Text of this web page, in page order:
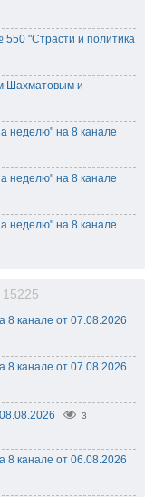
"Страсти и политика
Шахматовым и
неделю" на 8 канале
неделю" на 8 канале
неделю" на 8 канале
15225
8 канале от 07.08.2026
8 канале от 07.08.2026
3
8 канале от 06.08.2026